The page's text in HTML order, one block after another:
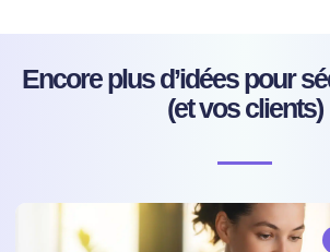
Encore plus d’idées pour
(et vos clients)